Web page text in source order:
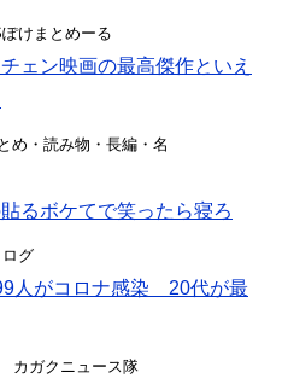
けまとめーる
ェン映画の最高傑作といえ
め・読み物・長編・名
るボケてで笑ったら寝ろ
グ
人がコロナ感染 20代が最
カガクニュース隊